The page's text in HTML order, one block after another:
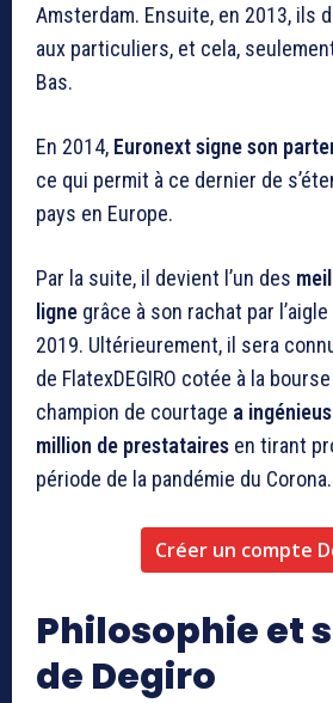
Amsterdam. Ensuite, en 2013, ils
aux particuliers, et cela,
Bas.
En 2014, Euronext signe son
ce qui permit à ce dernier de
pays en Europe.
Par la suite, il devient l’un des
ligne grâce à son rachat par
2019. Ultérieurement, il sera
de FlatexDEGIRO cotée à la
champion de courtage a
million de prestataires en tirant
période de la pandémie du Corona.
Créer un compte
Philosophie et
de Degiro